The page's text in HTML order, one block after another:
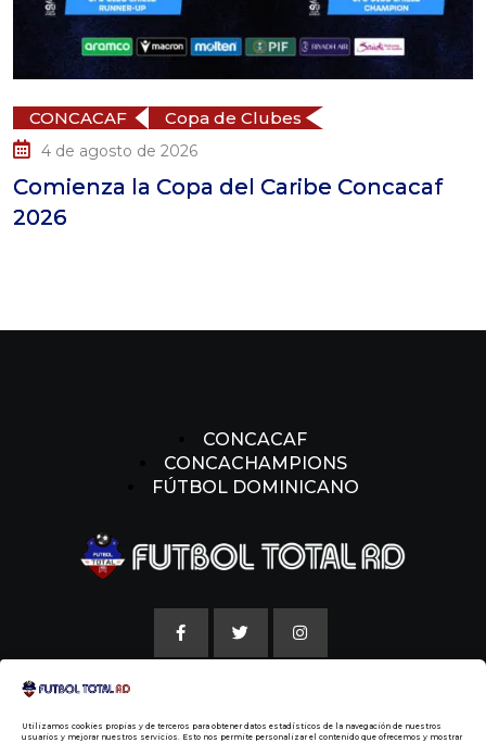
Utilizamos cookies propias y de terceros para obtener datos estadísticos de la navegación de nuestros
usuarios y mejorar nuestros servicios. Esto nos permite personalizar el contenido que ofrecemos y mostrar
CONCACAF Copa de Clubes
4 de agosto de 2026
la Copa del Caribe Concacaf
CONCACAF
CONCACHAMPIONS
FÚTBOL DOMINICANO
POLITICAS DE COOKIE